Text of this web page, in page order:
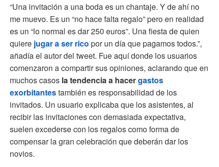
“Una invitación a una boda es un chantaje. Y de ahí no
me muevo. Es un “no hace falta regalo” pero en realidad
es un “lo normal es dar 250 euros”. Una fiesta de quien
quiere jugar a ser rico por un día que pagamos todos.”,
añadía el autor del tweet. Fue aquí donde los usuarios
comenzaron a compartir sus opiniones, aclarando que en
muchos casos la tendencia a hacergastos
exorbitantestambién es responsabilidad de los
invitados. Un usuario explicaba que los asistentes, al
recibir las invitaciones con demasiada expectativa,
suelen excederse con los regalos como forma de
compensar la gran celebración que deberán dar los
novios.